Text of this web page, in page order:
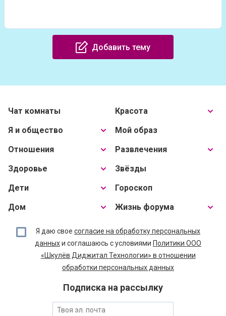
Добавить тему
Чат комнаты
Я и общество
Отношения
Здоровье
Дети
Дом
Красота
Мой образ
Развлечения
Звёзды
Гороскоп
Жизнь форума
Я даю свое согласие на обработку персональных
данныхи соглашаюсь с условиями Политики ООО
«Шкулёв Диджитал Технологии» в отношении
обработки персональных данных
Подписка на рассылку